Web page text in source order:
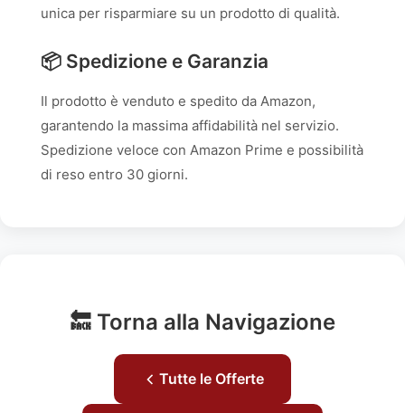
unica per risparmiare su un prodotto di qualità.
📦 Spedizione e Garanzia
Il prodotto è venduto e spedito da Amazon,
garantendo la massima affidabilità nel servizio.
Spedizione veloce con Amazon Prime e possibilità
di reso entro 30 giorni.
🔙 Torna alla Navigazione
Tutte le Offerte